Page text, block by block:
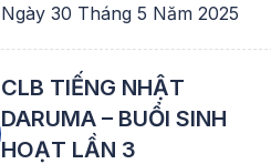
Ngày 30 Tháng 5 Năm 2025
CLB TIẾNG NHẬT
DARUMA – BUỔI SINH
HOẠT LẦN 3